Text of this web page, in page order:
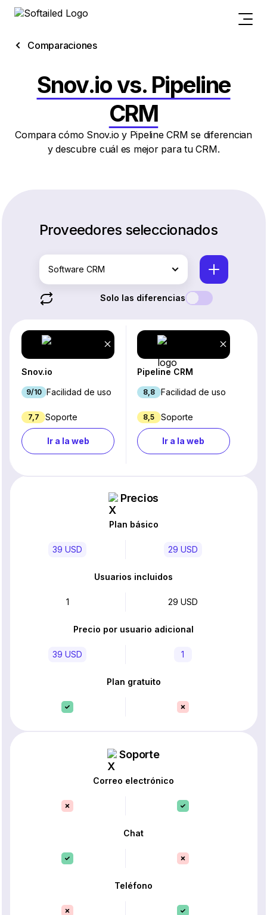
Comparaciones
Snov.io vs. Pipeline
CRM
Compara cómo Snov.io y Pipeline CRM se diferencian
y descubre cuál es mejor para tu CRM.
Proveedores seleccionados
Software CRM
Solo las diferencias
Snov.io
9/10 Facilidad de uso
7,7 Soporte
Ir a la web
Pipeline CRM
8,8 Facilidad de uso
8,5 Soporte
Ir a la web
Precios
Plan básico
39 USD 29 USD
Usuarios incluidos
1 29 USD
Precio por usuario adicional
39 USD 1
Plan gratuito
Soporte
Correo electrónico
Chat
Teléfono